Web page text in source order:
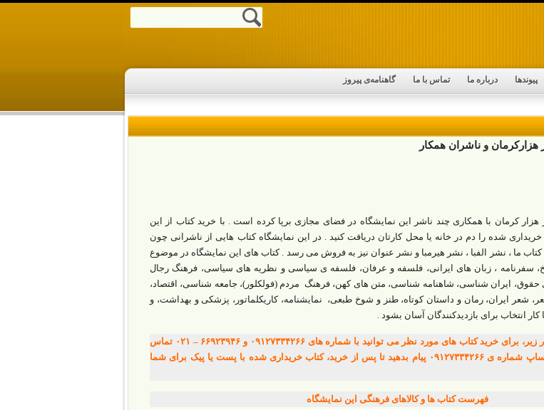
پیوندها درباره ما تماس با ما گاهنامه‌ی پیروز
و ناشران همکار
هزار کرمان با همکاری چند ناشر این نمایشگاه در فضای مجازی برپا کرده است . با خرید کتاب از این
خریداری شده را دم در خانه یا محل کارتان دریافت کنید . در این نمایشگاه کتاب هایی از ناشرانی چون
کتاب ما ، نشر الفبا ، نشر هیرمبا و نشر عنوان نیز به فروش می رسد . کتاب های این نمایشگاه در موضوع
سفرنامه ، زبان های ایرانی، فلسفه و عرفان، فلسفه ی سیاسی و نظریه های سیاسی، فرهنگ رجال
حقوق، ایران شناسی، شاهنامه شناسی، متن های کهن، فرهنگ مردم (فولکلور)، جامعه شناسی، اقتصاد،
شعر ایران، رمان و داستان کوتاه، طنز و شوخ طبعی، نمایشنامه، کاریکلماتور، پزشکی و بهداشت، و
انتخاب برای بازدیدکنندگان آسان بشود .
پس از آشنایی با کتاب ها در زیر، برای خرید کتاب های مورد نظر می توانید با شماره های ۰۹۱۲۷۳۳۴۲۶۶ و ۶۶۹۲۳۹۴۶ – ۰۲۱ تماس
بگیرید یا به تلگرام و یا واتساپ شماره ی ۰۹۱۲۷۳۳۴۲۶۶ پیام بدهید تا پس از خرید، کتاب خریداری شده با پست یا پیک برای شما
فهرست کتاب ها و کالاهای فرهنگی این نمایشگاه